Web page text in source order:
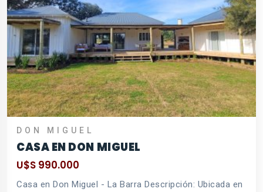
DON MIGUEL
CASA EN DON MIGUEL
U$S 990.000
Casa en Don Miguel - La Barra Descripción: Ubicada en